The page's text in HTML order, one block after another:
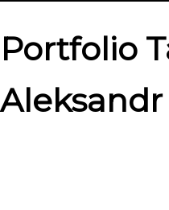
Portfolio